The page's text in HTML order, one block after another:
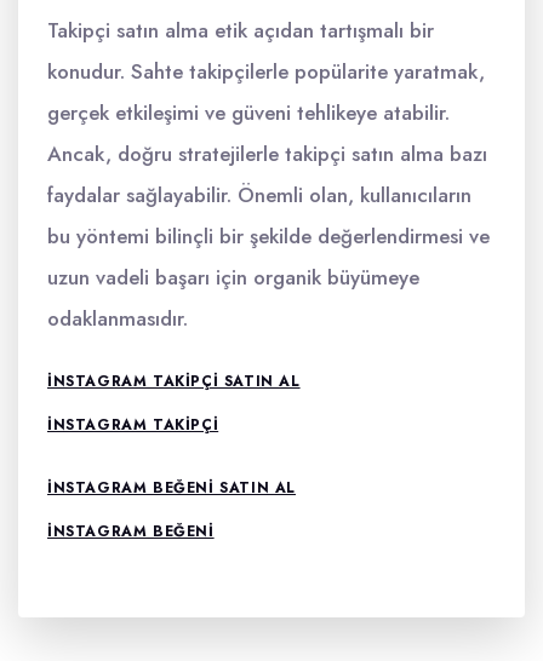
Takipçi satın alma etik açıdan tartışmalı bir
konudur. Sahte takipçilerle popülarite yaratmak,
gerçek etkileşimi ve güveni tehlikeye atabilir.
Ancak, doğru stratejilerle takipçi satın alma bazı
faydalar sağlayabilir. Önemli olan, kullanıcıların
bu yöntemi bilinçli bir şekilde değerlendirmesi ve
uzun vadeli başarı için organik büyümeye
odaklanmasıdır.
INSTAGRAM TAKIPÇI SATIN AL
INSTAGRAM TAKIPÇI
INSTAGRAM BEĞENI SATIN AL
INSTAGRAM BEĞENI